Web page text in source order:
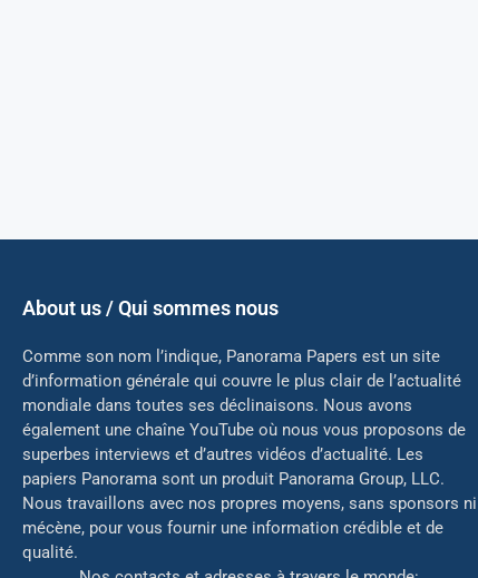
About us / Qui sommes nous
Comme son nom l’indique, Panorama Papers est un site
d’information générale qui couvre le plus clair de l’actualité
mondiale dans toutes ses déclinaisons. Nous avons
également une chaîne YouTube où nous vous proposons de
superbes interviews et d’autres vidéos d’actualité. Les
papiers Panorama sont un produit Panorama Group, LLC.
Nous travaillons avec nos propres moyens, sans sponsors ni
mécène, pour vous fournir une information crédible et de
qualité.